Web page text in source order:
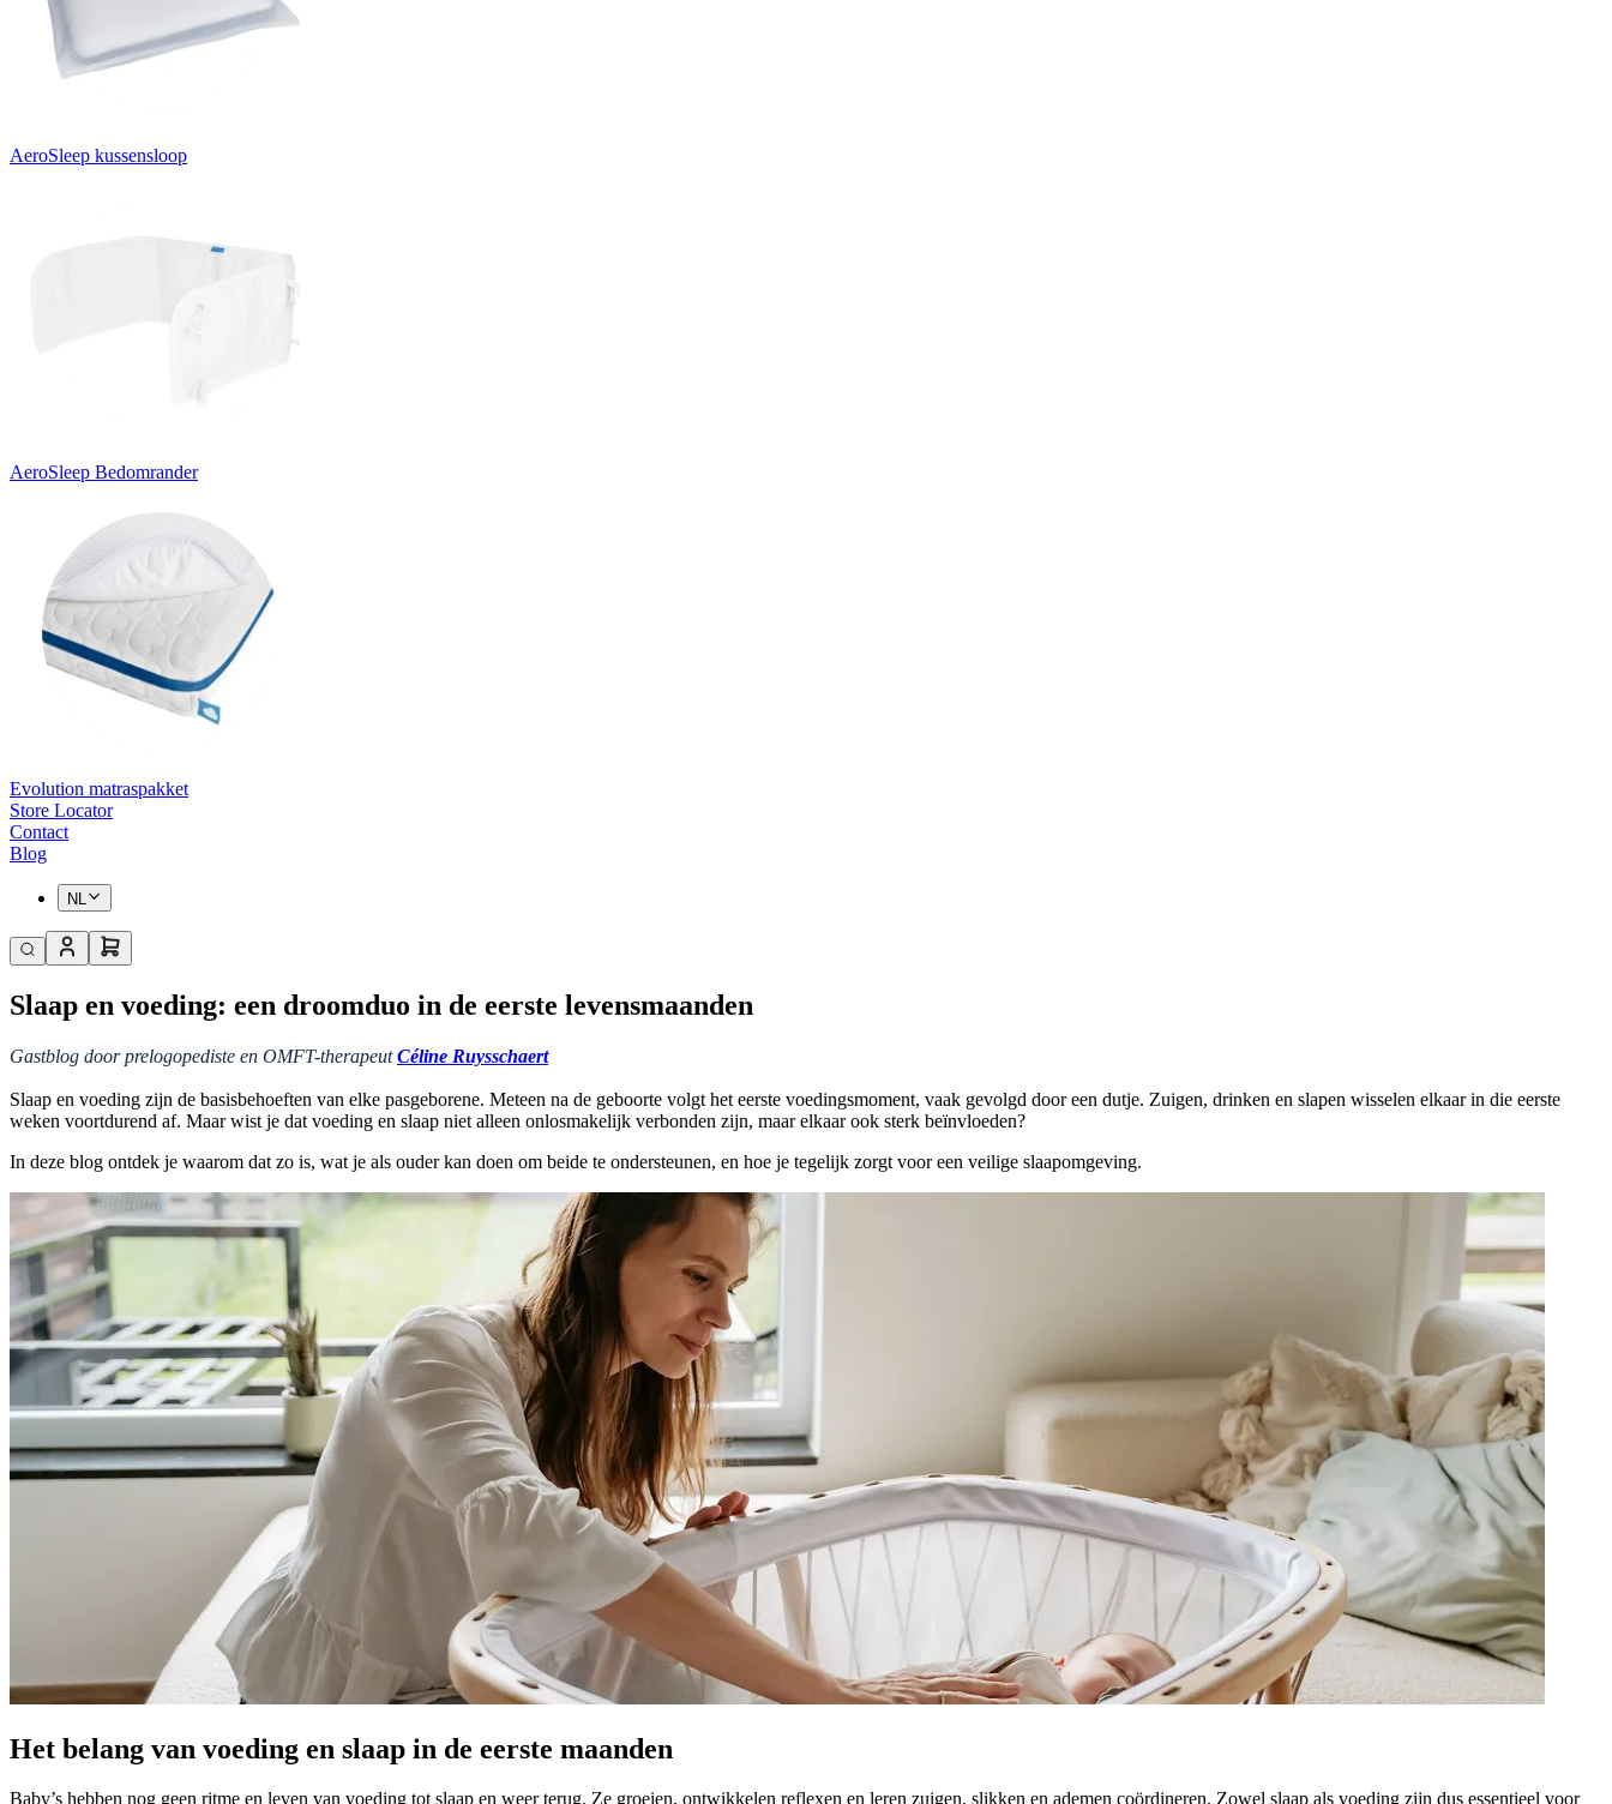
AeroSleep kussensloop
AeroSleep Bedomrander
Evolution matraspakket
Store Locator
Contact
Blog
NL
Slaap en voeding: een droomduo in de eerste levensmaanden
Gastblog door prelogopediste en OMFT-therapeutCéline Ruysschaert
Slaap en voeding zijn de basisbehoeften van elke pasgeborene. Meteen na de geboorte volgt het eerste voedingsmoment, vaak gevolgd door een dutje. Zuigen, drinken en slapen wisselen elkaar in die eerste
weken voortdurend af. Maar wist je dat voeding en slaap niet alleen onlosmakelijk verbonden zijn, maar elkaar ook sterk beïnvloeden?
In deze blog ontdek je waarom dat zo is, wat je als ouder kan doen om beide te ondersteunen, en hoe je tegelijk zorgt voor een veilige slaapomgeving.
Het belang van voeding en slaap in de eerste maanden
Baby’s hebben nog geen ritme en leven van voeding tot slaap en weer terug. Ze groeien, ontwikkelen reflexen en leren zuigen, slikken en ademen coördineren. Zowel slaap als voeding zijn dus essentieel voor